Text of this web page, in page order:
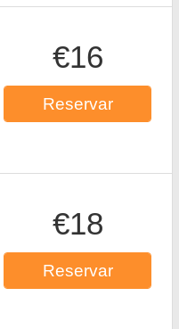
€16
Reservar
€18
Reservar